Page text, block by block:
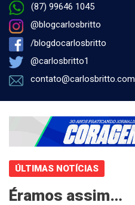
(87) 99646 1045
@blogcarlosbritto
/blogdocarlosbritto
@carlosbritto1
contato@carlosbritto.com
ÚLTIMAS NOTÍCIAS
Éramos assim…